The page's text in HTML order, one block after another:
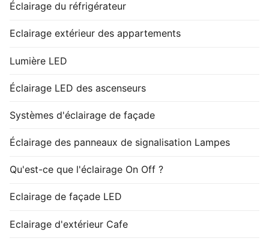
Éclairage du réfrigérateur
Eclairage extérieur des appartements
Lumière LED
Éclairage LED des ascenseurs
Systèmes d'éclairage de façade
Éclairage des panneaux de signalisation Lampes
Qu'est-ce que l'éclairage On Off ?
Eclairage de façade LED
Eclairage d'extérieur Cafe